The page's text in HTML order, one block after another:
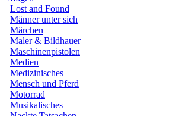
Lost and Found
Männer unter sich
Märchen
Maler & Bildhauer
Maschinenpistolen
Medien
Medizinisches
Mensch und Pferd
Motorrad
Musikalisches